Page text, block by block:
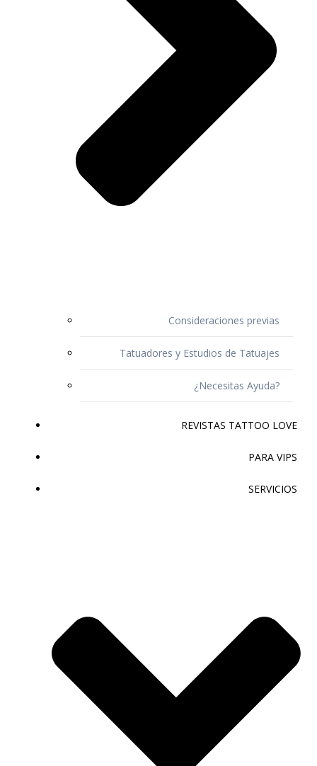
Consideraciones previas
Tatuadores y Estudios de Tatuajes
¿Necesitas Ayuda?
REVISTAS TATTOO LOVE
PARA VIPS
SERVICIOS